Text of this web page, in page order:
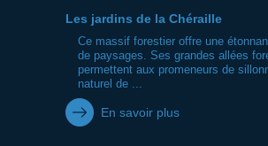
Les jardins de la Chéraille
Ce massif forestier offre une
de paysages. Ses grandes allées
permettent aux promeneurs de
naturel de ...
En savoir plus